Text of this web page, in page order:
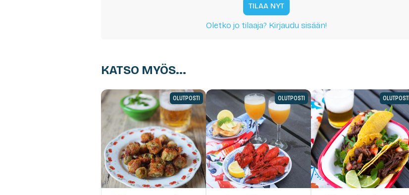
TILAA NYT
Oletko jo tilaaja? Kirjaudu sisään!
KATSO MYÖS...
OLUTPOSTI OLUTPOSTI OLUTPOSTI